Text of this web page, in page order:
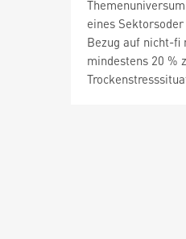
eines
Bezug auf nicht-fi
mindestens 20 %